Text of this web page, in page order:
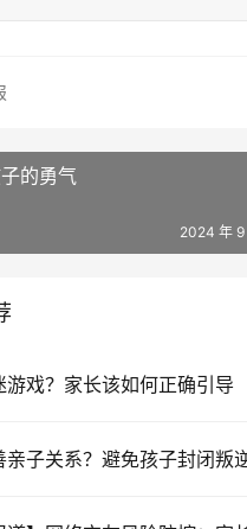
的勇气
2024 年
游戏？家长该如何正确引导
亲子关系？避免孩子封闭叛